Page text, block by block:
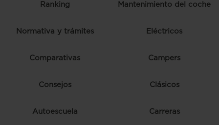
Ranking Mantenimiento del coche
Normativa y trámites Eléctricos
Comparativas Campers
Consejos Clásicos
Autoescuela Carreras